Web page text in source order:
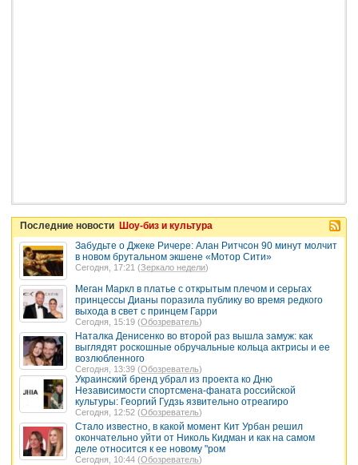
Последние новости Шоу-биз и культура
Забудьте о Джеке Ричере: Алан Ритчсон 90 минут молчит
в новом брутальном экшене «Мотор Сити»
Сегодня, 17:21 (Зеркало недели)
Меган Маркл в платье с открытым плечом и серьгах
принцессы Дианы поразила публику во время редкого
выхода в свет с принцем Гарри
Сегодня, 15:19 (Обозреватель)
Наталка Денисенко во второй раз вышла замуж: как
выглядят роскошные обручальные кольца актрисы и ее
возлюбленного
Сегодня, 13:39 (Обозреватель)
Украинский бренд убрал из проекта ко Дню
Независимости спортсмена-фаната российской
культуры: Георгий Гудзь язвительно отреагиро
Сегодня, 12:52 (Обозреватель)
Стало известно, в какой момент Кит Урбан решил
окончательно уйти от Николь Кидман и как на самом
деле относится к ее новому "ром
Сегодня, 10:44 (Обозреватель)